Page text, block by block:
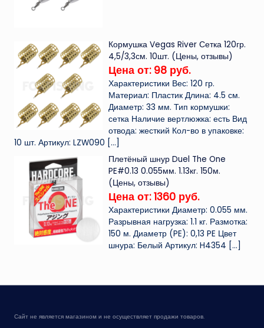
Кормушка Vegas River Сетка 120гр.
4,5/3,3см. 10шт. (Цены, отзывы)
Цена от: 98 руб.
Характеристики Вес: 120 гр.
Материал: Пластик Длина: 4.5 см.
Диаметр: 33 мм. Тип кормушки:
сетка Наличие вертлюжка: есть Вид
отвода: жесткий Кол-во в упаковке:
10 шт. Артикул: LZW090 […]
Плетёный шнур Duel The One
PE#0.13 0.055мм. 1.13кг. 150м.
(Цены, отзывы)
Цена от: 1360 руб.
Характеристики Диаметр: 0.055 мм.
Разрывная нагрузка: 1.1 кг. Размотка:
150 м. Диаметр (PE): 0,13 PE Цвет
шнура: Белый Артикул: H4354 […]
Сайт не является магазином и не осуществляет продажи товаров.